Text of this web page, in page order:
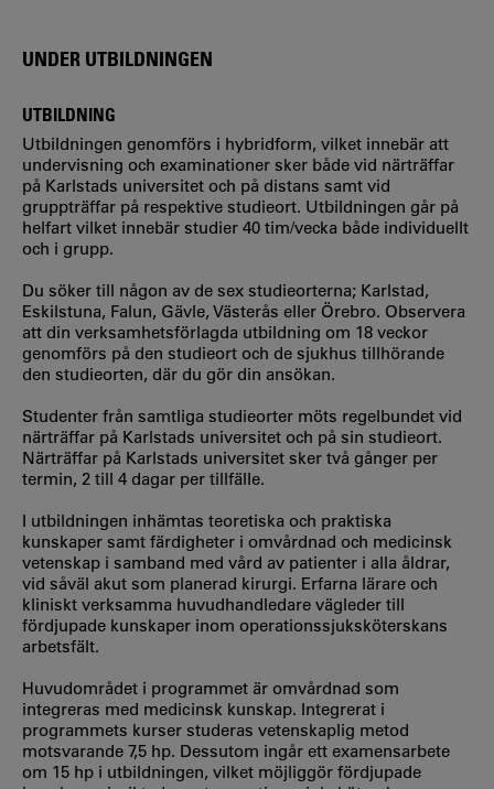
UNDER UTBILDNINGEN
UTBILDNING
Utbildningen genomförs i hybridform, vilket innebär att
undervisning och examinationer sker både vid närträffar
på Karlstads universitet och på distans samt vid
gruppträffar på respektive studieort. Utbildningen går på
helfart vilket innebär studier 40 tim/vecka både individuellt
och i grupp.
Du söker till någon av de sex studieorterna; Karlstad,
Eskilstuna, Falun, Gävle, Västerås eller Örebro. Observera
att din verksamhetsförlagda utbildning om 18 veckor
genomförs på den studieort och de sjukhus tillhörande
den studieorten, där du gör din ansökan.
Studenter från samtliga studieorter möts regelbundet vid
närträffar på Karlstads universitet och på sin studieort.
Närträffar på Karlstads universitet sker två gånger per
termin, 2 till 4 dagar per tillfälle.
I utbildningen inhämtas teoretiska och praktiska
kunskaper samt färdigheter i omvårdnad och medicinsk
vetenskap i samband med vård av patienter i alla åldrar,
vid såväl akut som planerad kirurgi. Erfarna lärare och
kliniskt verksamma huvudhandledare vägleder till
fördjupade kunskaper inom operationssjuksköterskans
arbetsfält.
Huvudområdet i programmet är omvårdnad som
integreras med medicinsk kunskap. Integrerat i
programmets kurser studeras vetenskaplig metod
motsvarande 7,5 hp. Dessutom ingår ett examensarbete
om 15 hp i utbildningen, vilket möjliggör fördjupade